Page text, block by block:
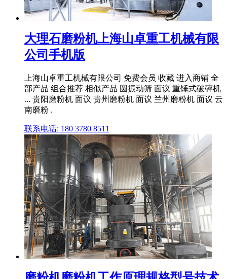
大理石磨粉机上海山卓重工机械有限
公司手机版
上海山卓重工机械有限公司 免费会员 收藏 进入商铺 全
部产品 组合推荐 相似产品 圆振动筛 面议 重锤式破碎机
... 贵阳磨粉机 面议 贵州磨粉机 面议 兰州磨粉机 面议 云
南磨粉 .
联系电话: 180 3780 8511